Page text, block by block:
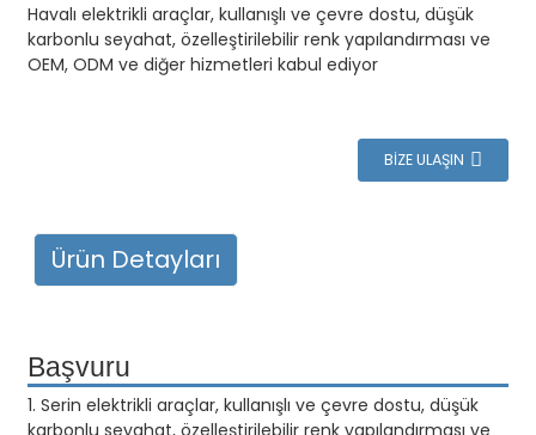
Havalı elektrikli araçlar, kullanışlı ve çevre dostu, düşük
karbonlu seyahat, özelleştirilebilir renk yapılandırması ve
OEM, ODM ve diğer hizmetleri kabul ediyor
BIZE ULAŞIN
Ürün Detayları
Başvuru
1. Serin elektrikli araçlar, kullanışlı ve çevre dostu, düşük
karbonlu seyahat, özelleştirilebilir renk yapılandırması ve